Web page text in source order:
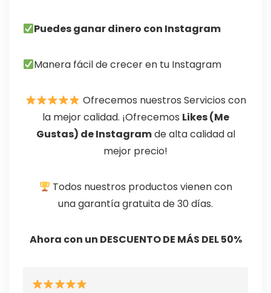
Puedes ganar dinero con Instagram
Manera fácil de crecer en tu Instagram
Ofrecemos nuestros Servicios con
la mejor calidad. ¡Ofrecemos Likes (Me
Gustas) de Instagramde alta calidad al
mejor precio!
Todos nuestros productos vienen con
unagarantía gratuita de 30 días.
Ahora con un DESCUENTO DE MÁS DEL 50%